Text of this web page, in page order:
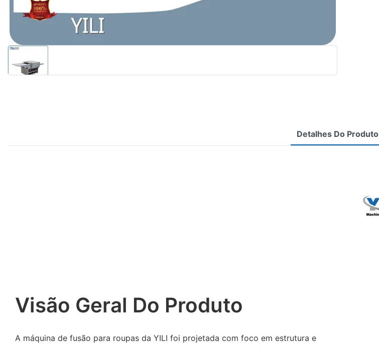
Detalhes Do Produto
Visão Geral Do Produto
A máquina de fusão para roupas da YILI foi projetada com foco em estrutura e